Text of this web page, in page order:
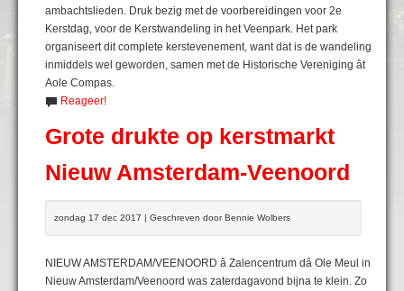
ambachtslieden. Druk bezig met de voorbereidingen voor 2e
Kerstdag, voor de Kerstwandeling in het Veenpark. Het park
organiseert dit complete kerstevenement, want dat is de wandeling
inmiddels wel geworden, samen met de Historische Vereniging ât
Aole Compas.
Reageer!
Grote drukte op kerstmarkt
Nieuw Amsterdam-Veenoord
zondag 17 dec 2017 | Geschreven door Bennie Wolbers
NIEUW AMSTERDAM/VEENOORD â Zalencentrum dâ Ole Meul in
Nieuw Amsterdam/Veenoord was zaterdagavond bijna te klein. Zo